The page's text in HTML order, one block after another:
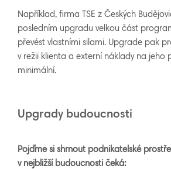
Například, firma TSE z Českých
posledním upgradu velkou část
převést vlastními silami. Upgrade pak
v režii klienta a externí náklady na jeho
minimální.
Upgrady budoucnosti
Pojďme si shrnout podnikatelské
v nejbližší budoucnosti čeká: